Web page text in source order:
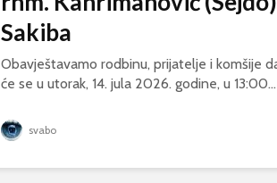
Sakiba
Obavještavamo rodbinu, prijatelje i komšije
će se u utorak, 14. jula 2026. godine, u 13:00...
svabo